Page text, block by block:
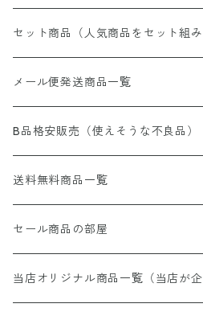
セット商品（人気商品をセット組み
メール便発送商品一覧
B品格安販売（使えそうな不良品）
送料無料商品一覧
セール商品の部屋
当店オリジナル商品一覧（当店が企